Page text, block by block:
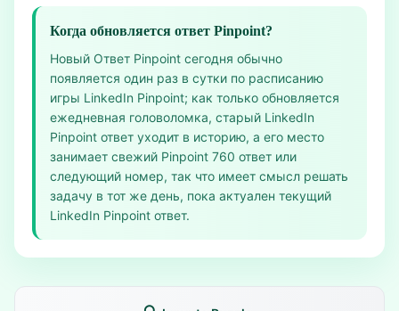
Когда обновляется ответ Pinpoint?
Новый Ответ Pinpoint сегодня обычно
появляется один раз в сутки по расписанию
игры LinkedIn Pinpoint; как только обновляется
ежедневная головоломка, старый LinkedIn
Pinpoint ответ уходит в историю, а его место
занимает свежий Pinpoint 760 ответ или
следующий номер, так что имеет смысл решать
задачу в тот же день, пока актуален текущий
LinkedIn Pinpoint ответ.